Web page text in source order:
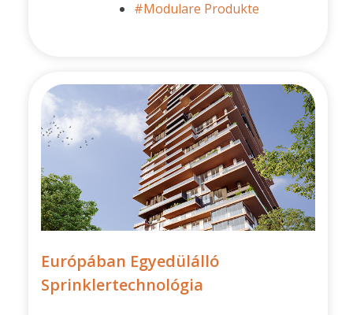
#Modulare Produkte
Európában Egyedülálló
Sprinklertechnológia